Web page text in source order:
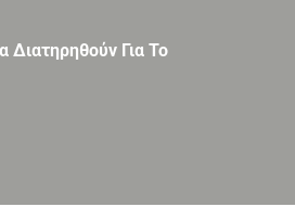
Διατηρηθούν Για Το